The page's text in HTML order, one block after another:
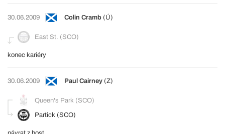
30.06.2009 Colin Cramb (Ú)
East St. (SCO)
konec kariéry
30.06.2009 Paul Cairney (Z)
Queen's Park (SCO)
Partick (SCO)